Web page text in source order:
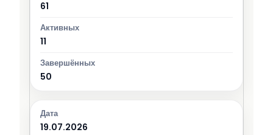
61
11
50
19.07.2026